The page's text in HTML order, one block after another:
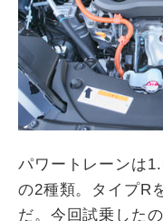
パワートレーンは
の2種類。タイプR
だ。今回試乗した